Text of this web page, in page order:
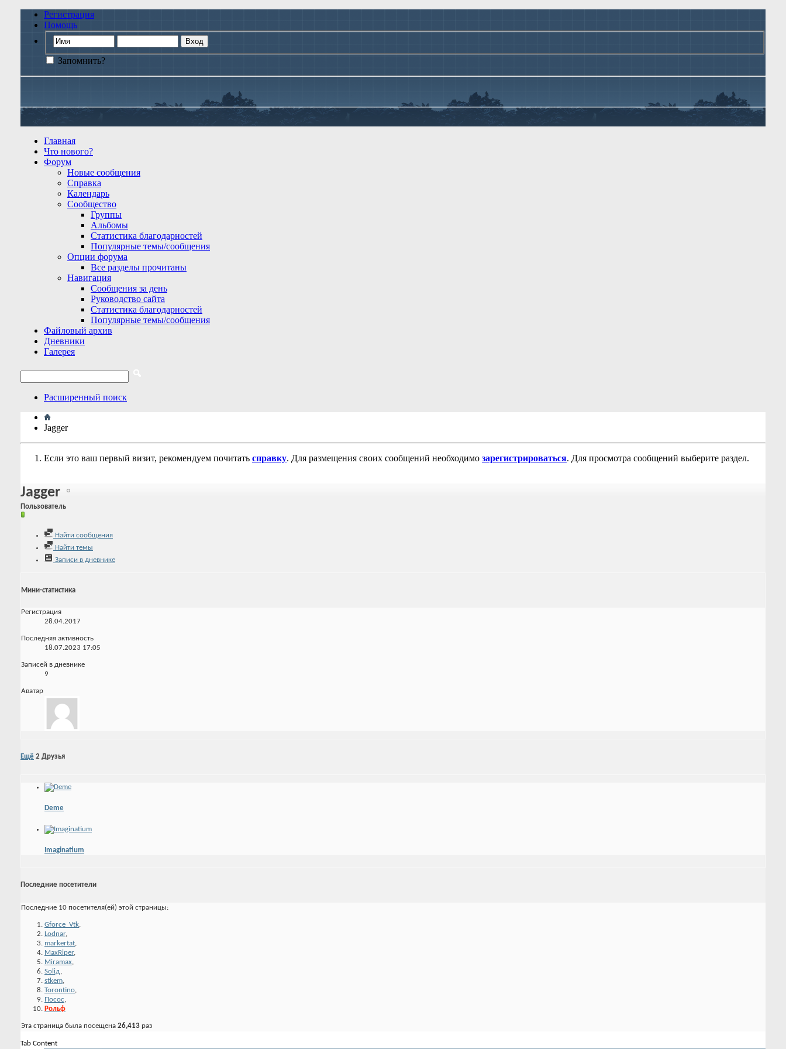
Регистрация
Помощь
Запомнить?
Главная
Что нового?
Форум
Новые сообщения
Справка
Календарь
Сообщество
Группы
Альбомы
Статистика благодарностей
Популярные темы/сообщения
Опции форума
Все разделы прочитаны
Навигация
Сообщения за день
Руководство сайта
Статистика благодарностей
Популярные темы/сообщения
Файловый архив
Дневники
Галерея
Расширенный поиск
Jagger
Если это ваш первый визит, рекомендуем почитать справку. Для размещения своих сообщений необходимо зарегистрироваться. Для просмотра сообщений выберите раздел.
Jagger
Пользователь
Найти сообщения
Найти темы
Записи в дневнике
Мини-статистика
Регистрация
28.04.2017
Последняя активность
18.07.2023 17:05
Записей в дневнике
9
Аватар
Ещё 2 Друзья
Deme
Imaginatium
Последние посетители
Последние 10 посетителя(ей) этой страницы:
Gforce_Vtk,
Lodnar,
markertat,
MaxRiper,
Miramax,
Soliд,
stkem,
Torontino,
Посос,
Рольф
Эта страница была посещена 26,413 раз
Tab Content